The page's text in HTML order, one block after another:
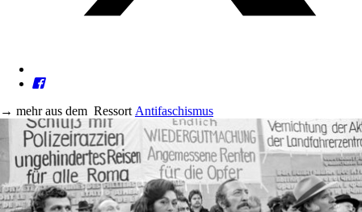
→ mehr aus dem Ressort Antifaschismus